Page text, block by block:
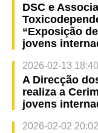
DSC e
“Exposição
jovens
2026-02-13 18:40
A Direcção
realiza a
jovens
2026-02-02 20:02